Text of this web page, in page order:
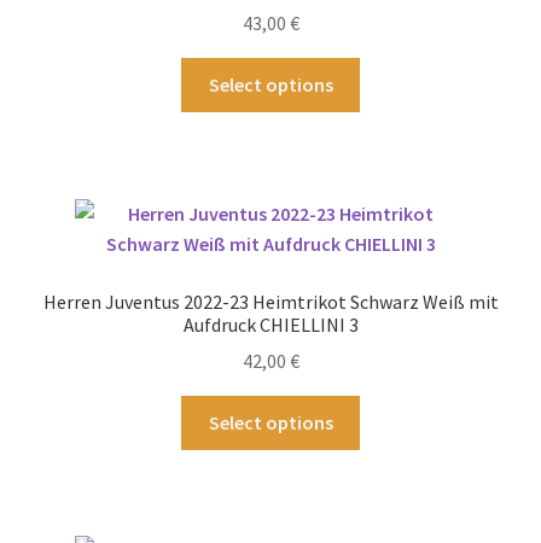
Produktseite
43,00 €
Select options
auf.
Die
können
Produktseite
Herren Juventus 2022-23 Heimtrikot Schwarz Weiß mit
Aufdruck CHIELLINI 3
42,00 €
Select options